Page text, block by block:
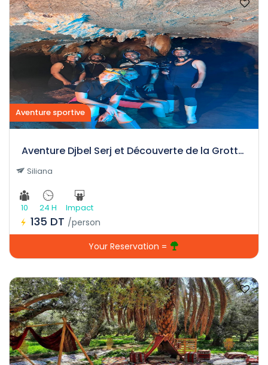
Aventure sportive
Aventure Djbel Serj et Découverte de la Grotte Ain Dhab
Siliana
10 24 H Impact
135 DT /person
Your Reservation =